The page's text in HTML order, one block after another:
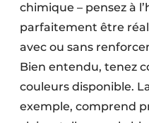
chimique – pensez à
parfaitement être
avec ou sans
Bien entendu, tenez
couleurs disponible.
exemple, comprend